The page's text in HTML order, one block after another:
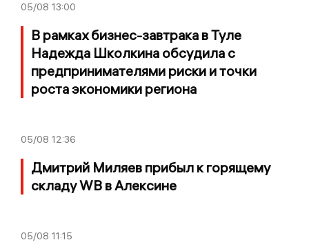
05/08 13:00
В рамках бизнес-завтрака в Туле
Надежда Школкина обсудила с
предпринимателями риски и точки
роста экономики региона
05/08 12:36
Дмитрий Миляев прибыл к горящему
складу WB в Алексине
05/08 11:15